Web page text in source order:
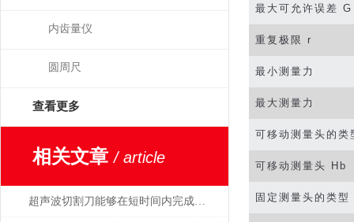
内齿量仪
圆周尺
查看更多
相关文章/ article
超声波切割刀能够在短时间内完成高精度的切割操作
最大可允许误差 G
重复极限 r
最小测量力
最大测量力
可移动测量头的类
可移动测量头 Hb
固定测量头的类型